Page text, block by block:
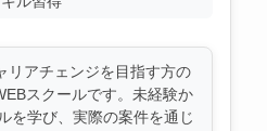
リアチェンジを目指す方の
スクールです。未経験か
を学び、実際の案件を通じ